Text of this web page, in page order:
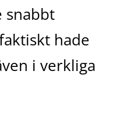
snabbt
hade
i verkliga